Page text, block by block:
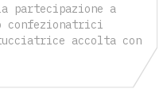
la partecipazione a
confezionatrici
accolta con